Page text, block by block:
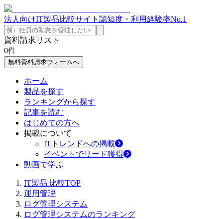
法人向けIT製品比較サイト 認知度・利用経験率No.1
資料請求リスト
0件
無料資料請求フォームへ
ホーム
製品を探す
ランキングから探す
記事を読む
はじめての方へ
掲載について
ITトレンドへの掲載
イベントでリード獲得
動画で学ぶ
IT製品 比較TOP
運用管理
ログ管理システム
ログ管理システムのランキング